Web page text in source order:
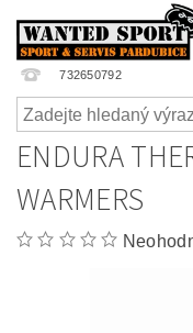
732650792
ENDURA
WARMERS